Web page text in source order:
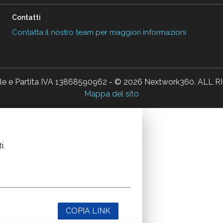
Contatti
Contatta il nostro team per maggiori informazioni
e Partita IVA 13868590962 - © 2026 Nextwork360. ALL
Mappa del sito
COPIA LINK